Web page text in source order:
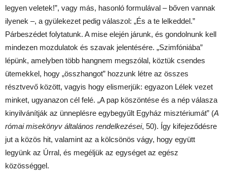
legyen veletek!”, vagy más, hasonló formulával – bőven vannak
ilyenek –, a gyülekezet pedig válaszol: „És a te lelkeddel.”
Párbeszédet folytatunk. A mise elején járunk, és gondolnunk kell
mindezen mozdulatok és szavak jelentésére. „Szimfóniába”
lépünk, amelyben több hangnem megszólal, köztük csendes
ütemekkel, hogy „összhangot” hozzunk létre az összes
résztvevő között, vagyis hogy elismerjük: egyazon Lélek vezet
minket, ugyanazon cél felé. „A pap köszöntése és a nép válasza
kinyilvánítják az ünneplésre egybegyűlt Egyház misztériumát” (A
római misekönyv általános rendelkezései, 50). Így kifejeződésre
jut a közös hit, valamint az a kölcsönös vágy, hogy együtt
legyünk az Úrral, és megéljük az egységet az egész
közösséggel.